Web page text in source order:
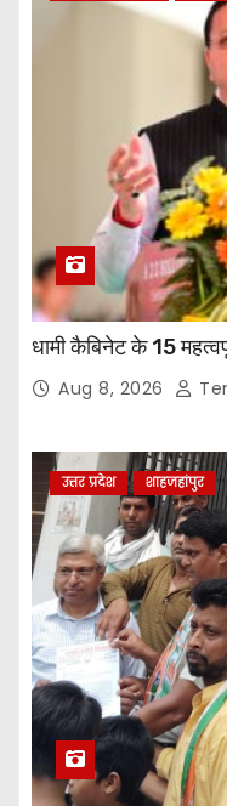
धामी कैबिनेट के 15
Aug 8, 2026
उत्तर प्रदेश शाहजहांपुर